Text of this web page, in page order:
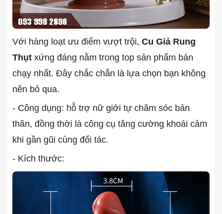
Với hàng loạt ưu điểm vượt trội, Cu Giả Rung
Thụt xứng đáng nằm trong top sản phẩm bán
chạy nhất. Đây chắc chắn là lựa chọn bạn không
nên bỏ qua.
- Công dụng: hỗ trợ nữ giới tự chăm sóc bản
thân, đồng thời là công cụ tăng cường khoái cảm
khi gần gũi cùng đối tác.
- Kích thước: